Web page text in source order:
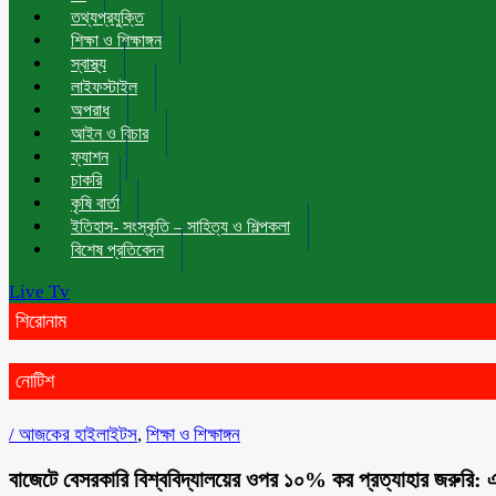
তথ্যপ্রযুক্তি
শিক্ষা ও শিক্ষাঙ্গন
স্বাস্থ্য
লাইফস্টাইল
অপরাধ
আইন ও বিচার
ফ্যাশন
চাকরি
কৃষি বার্তা
ইতিহাস- সংস্কৃতি – সাহিত্য ও শিল্পকলা
বিশেষ প্রতিবেদন
Live Tv
শিরোনাম
নোটিশ
/ আজকের হাইলাইটস, শিক্ষা ও শিক্ষাঙ্গন
বাজেটে বেসরকারি বিশ্ববিদ্যালয়ের ওপর ১০% কর প্রত্যাহার জরুরি: